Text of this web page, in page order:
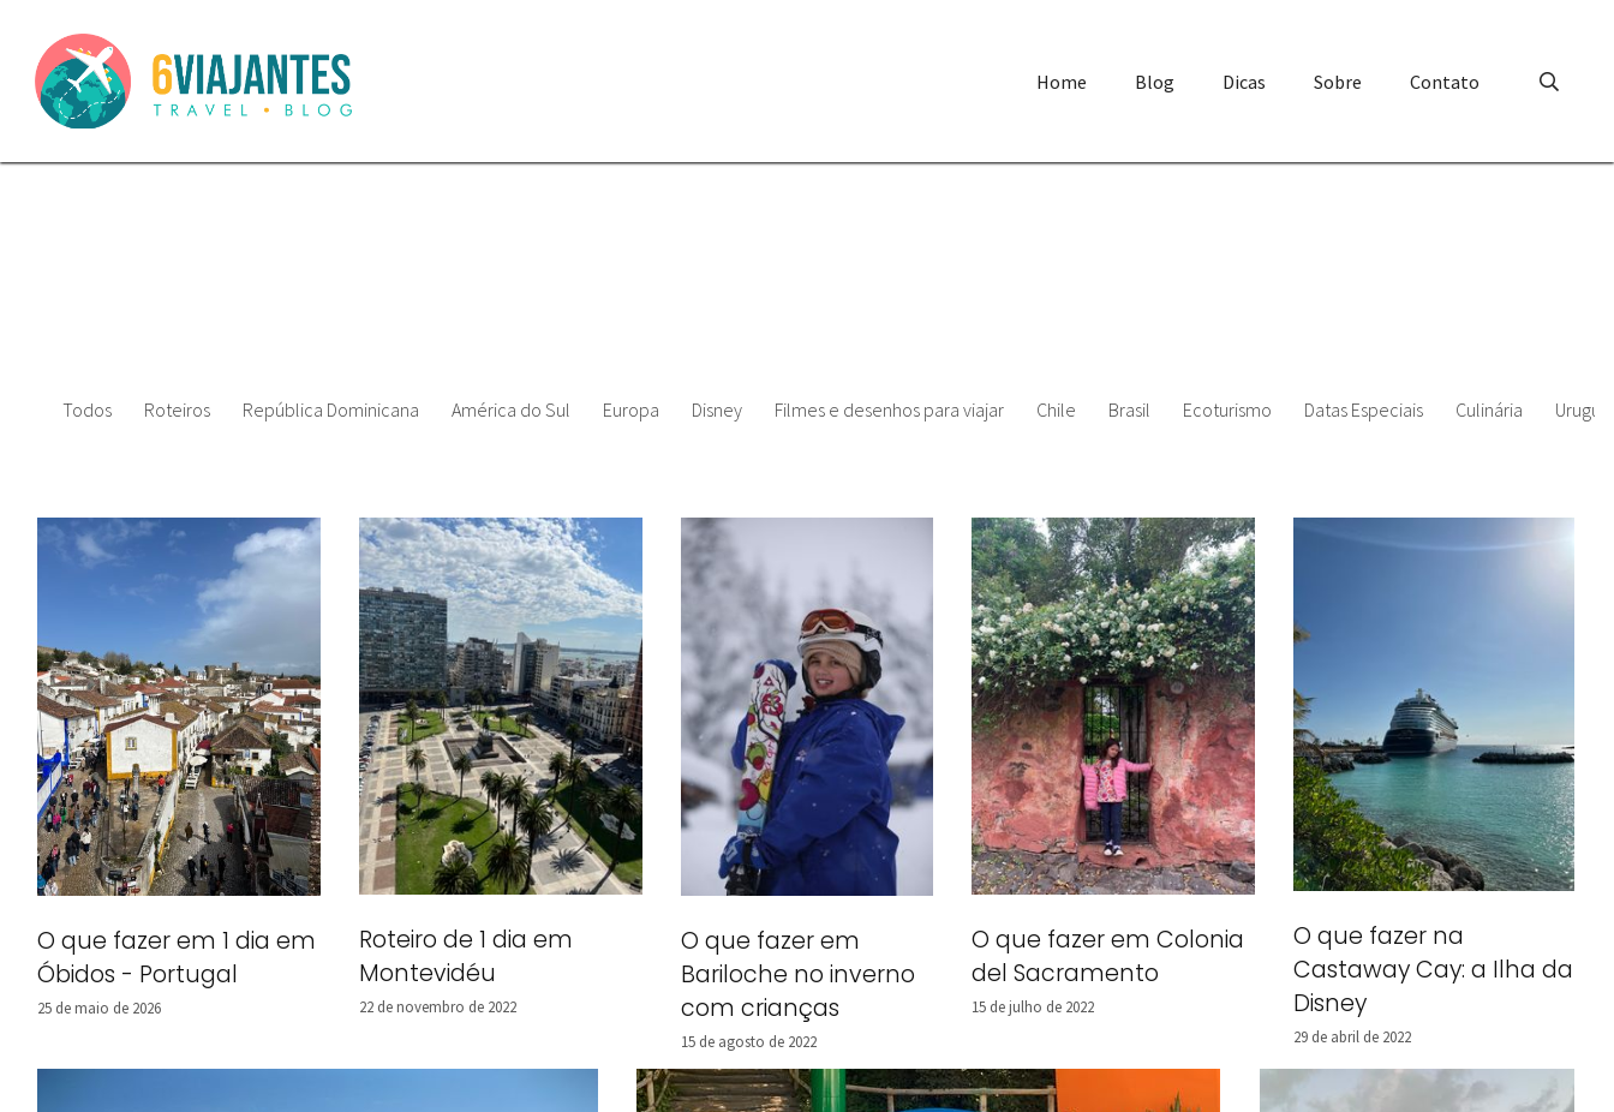
Home Blog Dicas Sobre Contato
Todos Roteiros República Dominicana América do Sul Europa Disney Filmes e desenhos para viajar Chile Brasil Ecoturismo Datas Especiais Culinária Uruguai
O que fazer em 1 dia em
Óbidos - Portugal
25 de maio de 2026
Roteiro de 1 dia em
Montevidéu
22 de novembro de 2022
O que fazer em
Bariloche no inverno
com crianças
15 de agosto de 2022
O que fazer em Colonia
del Sacramento
15 de julho de 2022
O que fazer na
Castaway Cay: a Ilha da
Disney
29 de abril de 2022